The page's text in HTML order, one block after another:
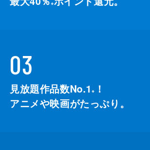
※
03
見放題作品数No.1 ※
！
アニメや映画がたっぷり。